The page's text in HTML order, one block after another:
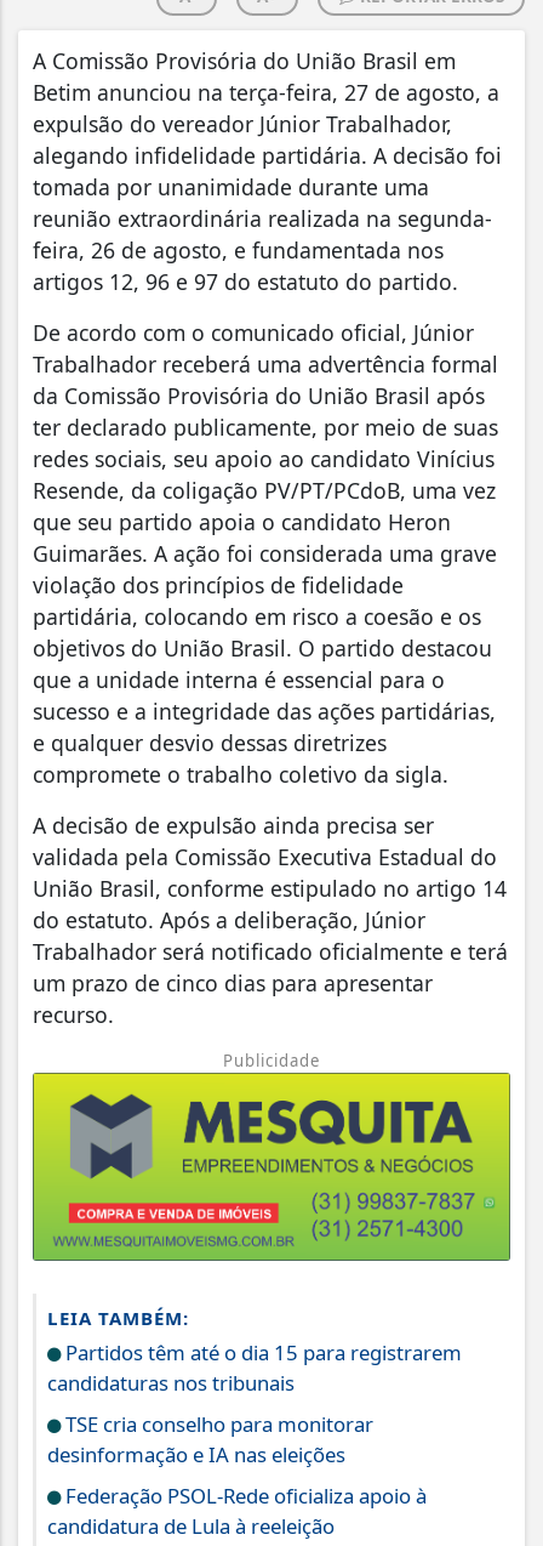
A Comissão Provisória do União Brasil em
Betim anunciou na terça-feira, 27 de agosto, a
expulsão do vereador Júnior Trabalhador,
alegando infidelidade partidária. A decisão foi
tomada por unanimidade durante uma
reunião extraordinária realizada na segunda-
feira, 26 de agosto, e fundamentada nos
artigos 12, 96 e 97 do estatuto do partido.
De acordo com o comunicado oficial, Júnior
Trabalhador receberá uma advertência formal
da Comissão Provisória do União Brasil após
ter declarado publicamente, por meio de suas
redes sociais, seu apoio ao candidato Vinícius
Resende, da coligação PV/PT/PCdoB, uma vez
que seu partido apoia o candidato Heron
Guimarães. A ação foi considerada uma grave
violação dos princípios de fidelidade
partidária, colocando em risco a coesão e os
objetivos do União Brasil. O partido destacou
que a unidade interna é essencial para o
sucesso e a integridade das ações partidárias,
e qualquer desvio dessas diretrizes
compromete o trabalho coletivo da sigla.
A decisão de expulsão ainda precisa ser
validada pela Comissão Executiva Estadual do
União Brasil, conforme estipulado no artigo 14
do estatuto. Após a deliberação, Júnior
Trabalhador será notificado oficialmente e terá
um prazo de cinco dias para apresentar
recurso.
Publicidade
LEIA TAMBÉM:
Partidos têm até o dia 15 para registrarem
candidaturas nos tribunais
TSE cria conselho para monitorar
desinformação e IA nas eleições
Federação PSOL-Rede oficializa apoio à
candidatura de Lula à reeleição